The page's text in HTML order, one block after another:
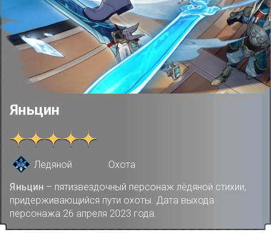
Яньцин
Ледяной
Охота
Яньцин – пятизвездочный персонаж лёдяной стихии,
придерживающийся пути охоты. Дата выхода
персонажа 26 апреля 2023 года.